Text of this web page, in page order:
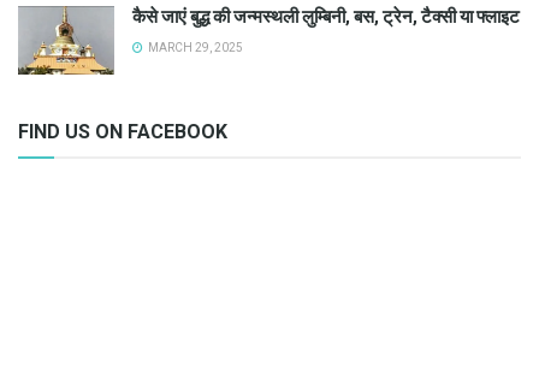
कैसे जाएं बुद्ध की जन्मस्थली लुम्बिनी, बस, ट्रेन, टैक्सी या फ्लाइट
MARCH 29, 2025
FIND US ON FACEBOOK